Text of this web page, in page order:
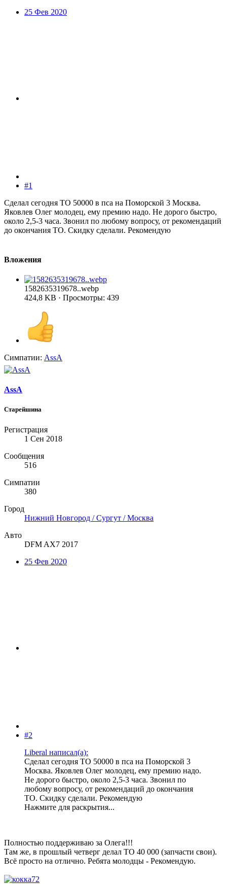
25 Фев 2020
#1
Сделал сегодня ТО 50000 в пса на Поморской 3 Москва.
Яковлев Олег молодец, ему премию надо. Не дорого быстро,
около 2,5-3 часа. Звонил по любому вопросу, от рекомендаций
до окончания ТО. Скидку сделали. Рекомендую
Вложения
1582635319678..webp
424,8 KB · Просмотры: 439
Симпатии: AssA
AssA
Старейшина
Регистрация
1 Сен 2018
Сообщения
516
Симпатии
380
Город
Нижний Новгород / Сургут / Москва
Авто
DFM AX7 2017
25 Фев 2020
#2
Liberal написал(а):
Сделал сегодня ТО 50000 в пса на Поморской 3
Москва. Яковлев Олег молодец, ему премию надо.
Не дорого быстро, около 2,5-3 часа. Звонил по
любому вопросу, от рекомендаций до окончания
ТО. Скидку сделали. Рекомендую
Нажмите для раскрытия...
Полностью поддерживаю за Олега!!!
Там же, в прошлый четверг делал ТО 40 000 (запчасти свои).
Всё просто на отлично. Ребята молодцы - Рекомендую.